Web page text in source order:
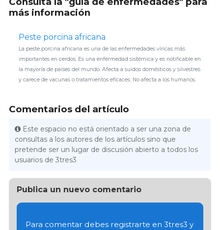
más información
Peste porcina africana
La peste porcina africana es una de las enfermedades víricas más
importantes en cerdos. Es una enfermedad sistémica y es notificable en
la mayoría de países del mundo. Afecta a suidos domésticos y silvestres
y carece de vacunas o tratamientos eficaces. No afecta a los humanos.
Comentarios del artículo
Este espacio no está orientado a ser una zona de
consultas a los autores de los artículos sino que
pretende ser un lugar de discusión abierto a todos los
usuarios de 3tres3
Publica un nuevo comentario
Para comentar debes registrarte en 3tres3 y